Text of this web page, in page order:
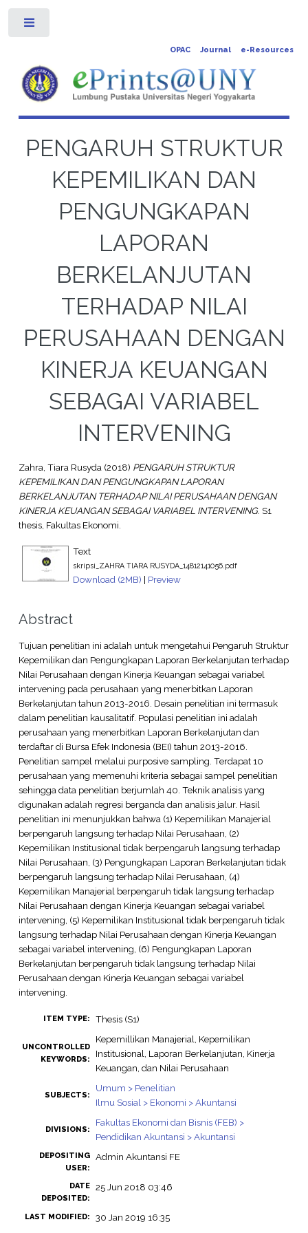
OPAC Journal e-Resources
PENGARUH STRUKTUR
KEPEMILIKAN DAN
PENGUNGKAPAN
LAPORAN
BERKELANJUTAN
TERHADAP NILAI
PERUSAHAAN DENGAN
KINERJA KEUANGAN
SEBAGAI VARIABEL
INTERVENING
Zahra, Tiara Rusyda(2018) PENGARUH STRUKTUR
KEPEMILIKAN DAN PENGUNGKAPAN LAPORAN
BERKELANJUTAN TERHADAP NILAI PERUSAHAAN DENGAN
KINERJA KEUANGAN SEBAGAI VARIABEL INTERVENING. S1
thesis, Fakultas Ekonomi.
Text
skripsi_ZAHRA TIARA RUSYDA_14812141056.pdf
Download (2MB) | Preview
Abstract
Tujuan penelitian ini adalah untuk mengetahui Pengaruh Struktur
Kepemilikan dan Pengungkapan Laporan Berkelanjutan terhadap
Nilai Perusahaan dengan Kinerja Keuangan sebagai variabel
intervening pada perusahaan yang menerbitkan Laporan
Berkelanjutan tahun 2013-2016. Desain penelitian ini termasuk
dalam penelitian kausalitatif. Populasi penelitian ini adalah
perusahaan yang menerbitkan Laporan Berkelanjutan dan
terdaftar di Bursa Efek Indonesia (BEI) tahun 2013-2016.
Penelitian sampel melalui purposive sampling. Terdapat 10
perusahaan yang memenuhi kriteria sebagai sampel penelitian
sehingga data penelitian berjumlah 40. Teknik analisis yang
digunakan adalah regresi berganda dan analisis jalur. Hasil
penelitian ini menunjukkan bahwa (1) Kepemilikan Manajerial
berpengaruh langsung terhadap Nilai Perusahaan, (2)
Kepemilikan Institusional tidak berpengaruh langsung terhadap
Nilai Perusahaan, (3) Pengungkapan Laporan Berkelanjutan tidak
berpengaruh langsung terhadap Nilai Perusahaan, (4)
Kepemilikan Manajerial berpengaruh tidak langsung terhadap
Nilai Perusahaan dengan Kinerja Keuangan sebagai variabel
intervening, (5) Kepemilikan Institusional tidak berpengaruh tidak
langsung terhadap Nilai Perusahaan dengan Kinerja Keuangan
sebagai variabel intervening, (6) Pengungkapan Laporan
Berkelanjutan berpengaruh tidak langsung terhadap Nilai
Perusahaan dengan Kinerja Keuangan sebagai variabel
intervening.
ITEM TYPE: Thesis (S1)
UNCONTROLLED
KEYWORDS:
Kepemillikan Manajerial, Kepemilikan
Institusional, Laporan Berkelanjutan, Kinerja
Keuangan, dan Nilai Perusahaan
SUBJECTS:
Umum > Penelitian
Ilmu Sosial > Ekonomi > Akuntansi
DIVISIONS:
Fakultas Ekonomi dan Bisnis (FEB) >
Pendidikan Akuntansi > Akuntansi
DEPOSITING
USER:
Admin Akuntansi FE
DATE
DEPOSITED:
25 Jun 2018 03:46
LAST MODIFIED: 30 Jan 2019 16:35